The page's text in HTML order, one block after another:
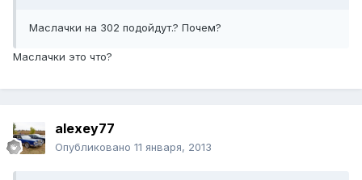
Маслачки на 302 подойдут.? Почем?
Маслачки это что?
alexey77
Опубликовано 11 января, 2013